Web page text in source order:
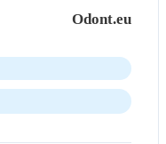
Odont.eu